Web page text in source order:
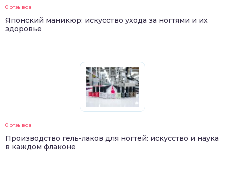
0 отзывов
Японский маникюр: искусство ухода за ногтями и их
здоровье
0 отзывов
Производство гель-лаков для ногтей: искусство и наука
в каждом флаконе